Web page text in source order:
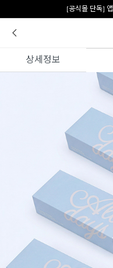
카카오 플친
상세정보